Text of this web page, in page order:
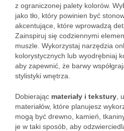
z ograniczonej palety kolorów.
jako tło, który powinien być
akcentujące, które wprowadzą
Zainspiruj się codziennymi
muszle. Wykorzystaj narzędzia
kolorystycznych lub wyodrębniaj
aby zapewnić, że barwy
stylistyki wnętrza.
Dobierając materiały i tekstury ,
materiałów, które planujesz
mogą być drewno, kamień,
je w taki sposób, aby